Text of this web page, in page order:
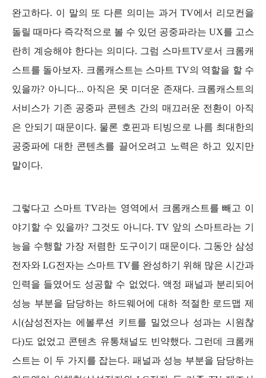
완고하다. 이 말의 또 다른 의미는 과거 TV에서 리모컨을
돌릴 때마다 즉각적으로 볼 수 있던 공중파라는 UX를 고스
란히 계승해야 한다는 의미다. 그럼 스마트TV로서 크롬캐
스트를 돌아보자. 크롬캐스트는 스마트 TV의 역할을 할 수
있을까? 아니다... 아직은 못 미더운 존재다. 크롬캐스트의
서비스가 기존 공중파 콘텐츠 간의 매끄러운 전환이 아직
은 안되기 때문이다. 물론 호핀과 티빙으로 나름 최대한의
공중파에 대한 콘텐츠를 끌어오려고 노력은 하고 있지만
말이다.
그렇다고 스마트 TV라는 영역에서 크롬캐스트를 빼고 이
야기할 수 있을까? 그것도 아니다. TV 앞의 스마트라는 기
능을 수행할 가장 저렴한 도구이기 때문이다. 그동안 삼성
전자와 LG전자는 스마트 TV를 완성하기 위해 많은 시간과
인력을 들였어도 성공할 수 없었다. 액정 패널과 분리되어
성능 부분을 담당하는 하드웨어에 대하 적절한 로드맵 제
시(삼성전자는 에볼루션 키트를 밀었으나 성과는 시원찮
다)도 없었고 콘텐츠 유통채널도 빈약했다. 그런데 크롬캐
스트는 이 두 가지를 잡는다. 패널과 성능 부분을 담당하는